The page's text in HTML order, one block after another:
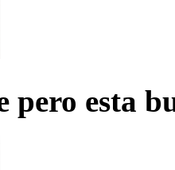
pero esta